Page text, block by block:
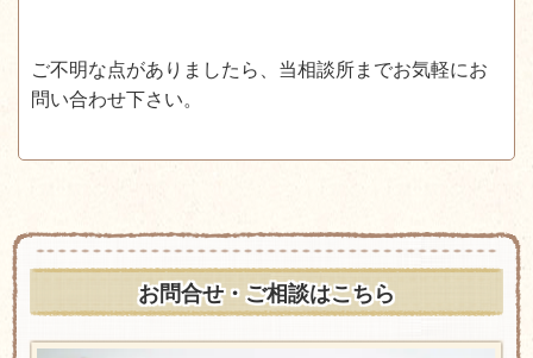
ご不明な点がありましたら、当相談所までお気軽にお
問い合わせ下さい。
お問合せ・ご相談はこちら